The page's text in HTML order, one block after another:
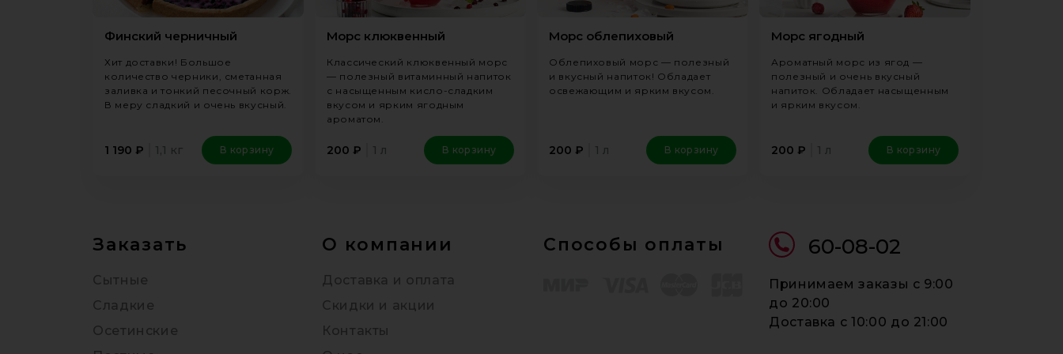
Финский черничный
Хит доставки! Большое
количество черники, сметанная
заливка и тонкий песочный корж.
В меру сладкий и очень вкусный.
1 190 ₽ 1,1 кг В корзину
Морс клюквенный
Классический клюквенный морс
— полезный витаминный напиток
с насыщенным кисло-сладким
вкусом и ярким ягодным
ароматом.
200 ₽ 1 л В корзину
Морс облепиховый
Облепиховый морс — полезный
и вкусный напиток! Обладает
освежающим и ярким вкусом.
200 ₽ 1 л В корзину
Морс ягодный
Ароматный морс из ягод —
полезный и очень вкусный
напиток. Обладает насыщенным
и ярким вкусом.
200 ₽ 1 л В корзину
60-08-02
Принимаем заказы c 9:00
до 20:00
Доставка c 10:00 до 21:00
Заказать
Сытные
Сладкие
Осетинские
О компании
Доставка и оплата
Скидки и акции
Контакты
Способы оплаты